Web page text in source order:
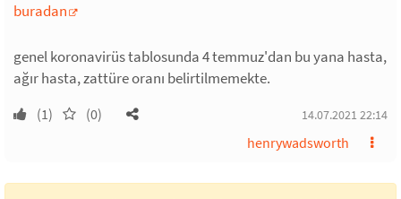
buradan
genel koronavirüs tablosunda 4 temmuz'dan bu yana hasta,
ağır hasta, zattüre oranı belirtilmemekte.
(1) (0) 14.07.2021 22:14
henrywadsworth